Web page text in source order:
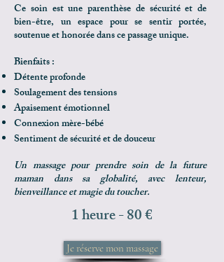
Ce soin est une parenthèse de sécurité et de
bien-être, un espace pour se sentir portée,
soutenue et honorée dans ce passage unique.
Bienfaits :
Détente profonde
Soulagement des tensions
Apaisement émotionnel
Connexion mère-bébé
Sentiment de sécurité et de douceur
Un massage pour prendre soin de la future
maman dans sa globalité, avec lenteur,
bienveillance et magie du toucher.
1 heure - 80 €
Je réserve mon massage